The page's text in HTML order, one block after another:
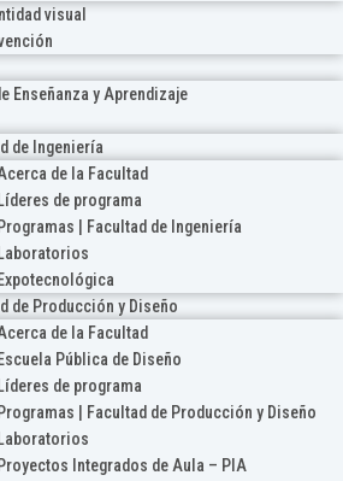
visual
Enseñanza y Aprendizaje
de Ingeniería
de la Facultad
Líderes de programa
Programas | Facultad de Ingeniería
Laboratorios
Expotecnológica
de Producción y Diseño
de la Facultad
Escuela Pública de Diseño
Líderes de programa
Programas | Facultad de Producción y Diseño
Laboratorios
Proyectos Integrados de Aula – PIA